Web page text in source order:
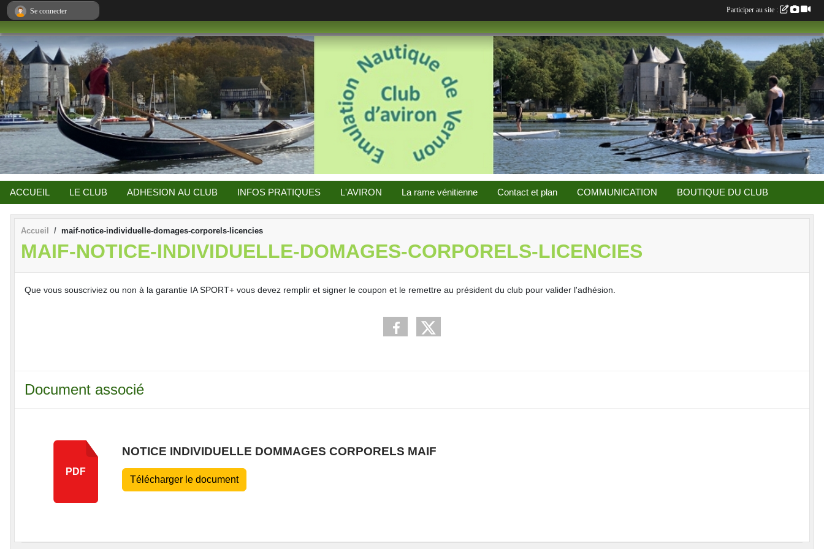
ACCUEIL LE CLUB ADHESION AU CLUB INFOS PRATIQUES L'AVIRON La rame vénitienne Contact et plan COMMUNICATION BOUTIQUE DU CLUB
Accueil maif-notice-individuelle-domages-corporels-licencies
MAIF-NOTICE-INDIVIDUELLE-DOMAGES-CORPORELS-LICENCIES
Que vous souscriviez ou non à la garantie IA SPORT+ vous devez remplir et signer le coupon et le remettre au président du club pour valider l'adhésion.
Document associé
PDF
NOTICE INDIVIDUELLE DOMMAGES CORPORELS MAIF
Télécharger le document
Se connecter Participer au site :
Panneau de gestion des cookies